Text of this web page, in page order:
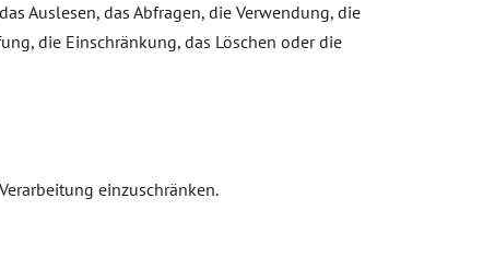
Auslesen, das Abfragen, die Verwendung, die
die Einschränkung, das Löschen oder die
einzuschränken.